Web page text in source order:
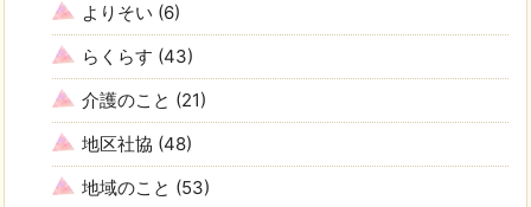
よりそい (6)
らくらす (43)
介護のこと (21)
地区社協 (48)
地域のこと (53)